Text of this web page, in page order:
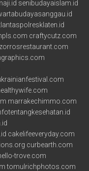
senibudayaislam.id
craftycutz.com
zorrosrestaurant.com
marrakechimmo.com
cakelifeeveryday.com
curbearth.com
trove.com
tomulrichphotos.com